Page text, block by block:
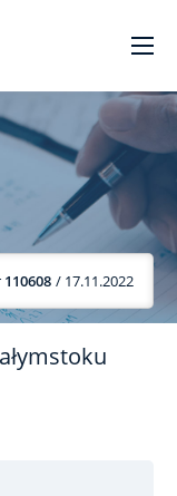
110608 / 17.11.2022